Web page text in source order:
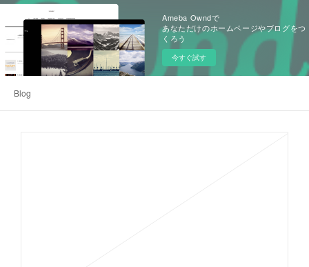
Ameba Owndで
あなただけのホームページやブログをつ
くろう
今すぐ試す
Blog